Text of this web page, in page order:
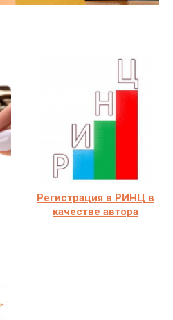
Регистрация в РИНЦ в
качестве автора